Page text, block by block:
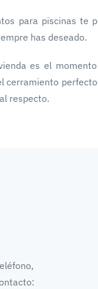
para piscinas te
has deseado.
es el
cerramiento
respecto.